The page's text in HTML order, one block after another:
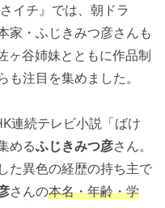
イチ』では、朝ドラ
家・ふじきみつ彦さんも
ヶ谷姉妹とともに作品制
注目を集めました。
連続テレビ小説「ばけ
めるふじきみつ彦さん。
た異色の経歴の持ち主で
さんの本名・年齢・学